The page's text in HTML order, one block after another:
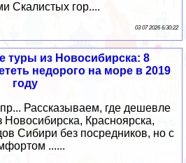
Скалистых гор....
03 07 2026 6:30:22
туры из Новосибирска: 8
недорого на море в 2019
году
Рассказываем, где дешевле
Новосибирска, Красноярска,
Сибири без посредников, но с
......